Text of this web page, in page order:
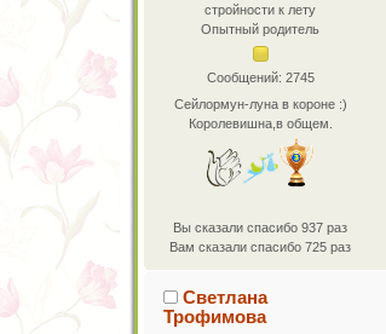
стройности к лету
Опытный родитель
Сообщений: 2745
Сейлормун-луна в короне :)
Королевишна,в общем.
Вы сказали спасибо 937 раз
Вам сказали спасибо 725 раз
Светлана
Трофимова